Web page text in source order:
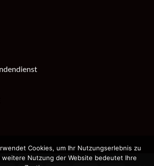
Cookies, um Ihr Nutzungserlebnis zu
weitere Nutzung der Website bedeutet Ihre